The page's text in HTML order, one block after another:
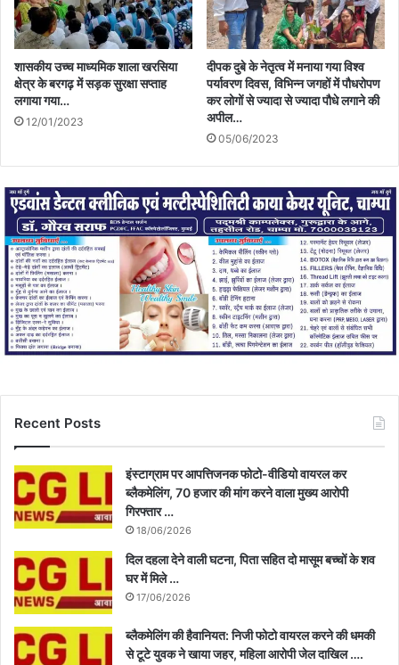
शासकीय उच्च माध्यमिक शाला खरसिया
क्षेत्र के बरगढ़ में सड़क सुरक्षा सप्ताह
लगाया गया…
12/01/2023
दीपक दुबे के नेतृत्व में मनाया गया विश्व
पर्यावरण दिवस, विभिन्न जगहों में पौधरोपण
कर लोगों से ज्यादा से ज्यादा पौधे लगाने की
अपील…
05/06/2023
Recent Posts
इंस्टाग्राम पर आपत्तिजनक फोटो-वीडियो वायरल कर
ब्लैकमेलिंग, 70 हजार की मांग करने वाला मुख्य आरोपी
गिरफ्तार …
18/06/2026
दिल दहला देने वाली घटना, पिता सहित दो मासूम बच्चों के शव
घर में मिले …
17/06/2026
ब्लैकमेलिंग की हैवानियत: निजी फोटो वायरल करने की धमकी
से टूटे युवक ने खाया जहर, महिला आरोपी जेल दाखिल ….